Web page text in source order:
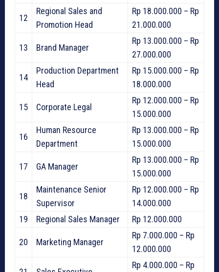
12
Regional Sales and
Promotion Head
Rp 18.000.000 – Rp
21.000.000
13 Brand Manager
Rp 13.000.000 – Rp
27.000.000
14
Production Department
Head
Rp 15.000.000 – Rp
18.000.000
15 Corporate Legal
Rp 12.000.000 – Rp
15.000.000
16
Human Resource
Department
Rp 13.000.000 – Rp
15.000.000
17 GA Manager
Rp 13.000.000 – Rp
15.000.000
18
Maintenance Senior
Supervisor
Rp 12.000.000 – Rp
14.000.000
19
Regional Sales Manager Rp 12.000.000
20 Marketing Manager
Rp 7.000.000 – Rp
12.000.000
Rp 4.000.000 – Rp